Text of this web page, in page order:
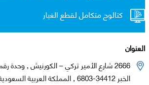
كتالوج متكامل لقطع الغيار
العنوان
2666 شارع الأمير تركي – الكورنيش , وحدة رقم 102
الخبر 34412-6803 , المملكة العربية السعودية